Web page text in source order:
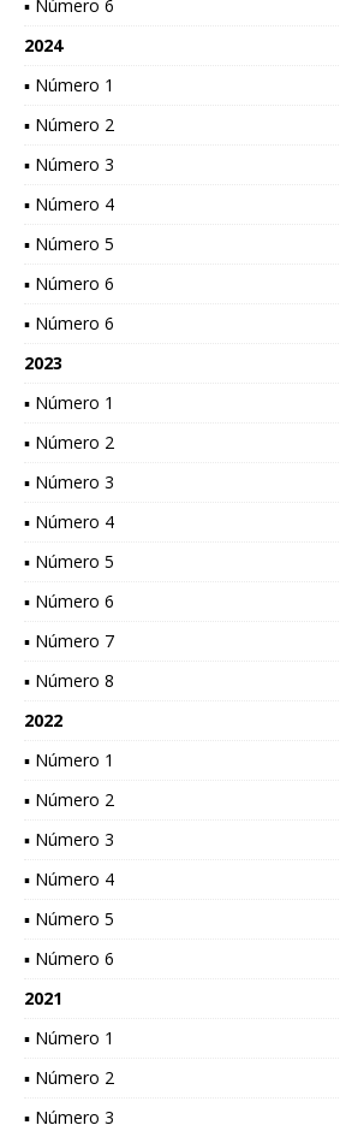
▪ Número 6
2024
▪ Número 1
▪ Número 2
▪ Número 3
▪ Número 4
▪ Número 5
▪ Número 6
▪ Número 6
2023
▪ Número 1
▪ Número 2
▪ Número 3
▪ Número 4
▪ Número 5
▪ Número 6
▪ Número 7
▪ Número 8
2022
▪ Número 1
▪ Número 2
▪ Número 3
▪ Número 4
▪ Número 5
▪ Número 6
2021
▪ Número 1
▪ Número 2
▪ Número 3